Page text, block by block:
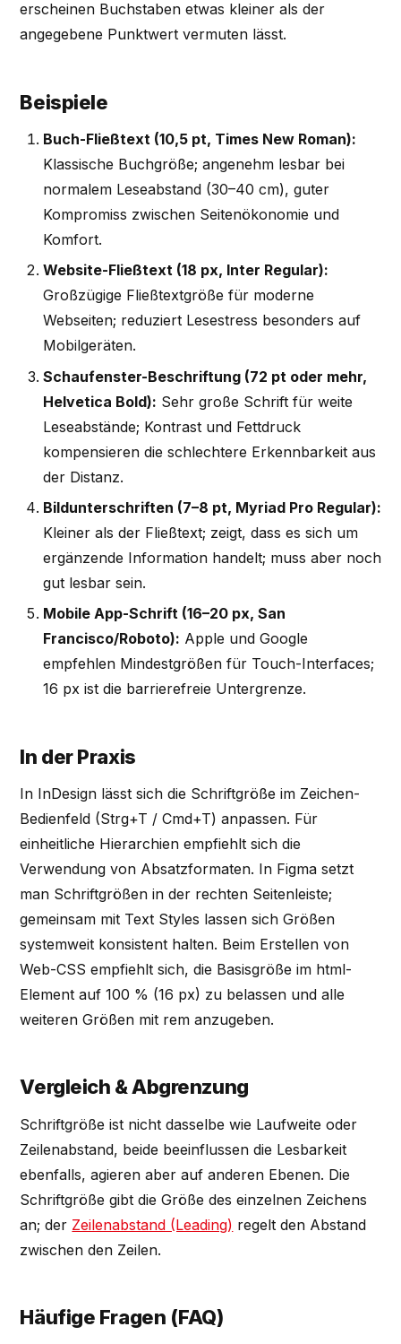
erscheinen Buchstaben etwas kleiner als der
angegebene Punktwert vermuten lässt.
Beispiele
Buch-Fließtext (10,5 pt, Times New Roman):
Klassische Buchgröße; angenehm lesbar bei
normalem Leseabstand (30–40 cm), guter
Kompromiss zwischen Seitenökonomie und
Komfort.
Website-Fließtext (18 px, Inter Regular):
Großzügige Fließtextgröße für moderne
Webseiten; reduziert Lesestress besonders auf
Mobilgeräten.
Schaufenster-Beschriftung (72 pt oder mehr,
Helvetica Bold): Sehr große Schrift für weite
Leseabstände; Kontrast und Fettdruck
kompensieren die schlechtere Erkennbarkeit aus
der Distanz.
Bildunterschriften (7–8 pt, Myriad Pro Regular):
Kleiner als der Fließtext; zeigt, dass es sich um
ergänzende Information handelt; muss aber noch
gut lesbar sein.
Mobile App-Schrift (16–20 px, San
Francisco/Roboto): Apple und Google
empfehlen Mindestgrößen für Touch-Interfaces;
16 px ist die barrierefreie Untergrenze.
In der Praxis
In InDesign lässt sich die Schriftgröße im Zeichen-
Bedienfeld (Strg+T / Cmd+T) anpassen. Für
einheitliche Hierarchien empfiehlt sich die
Verwendung von Absatzformaten. In Figma setzt
man Schriftgrößen in der rechten Seitenleiste;
gemeinsam mit Text Styles lassen sich Größen
systemweit konsistent halten. Beim Erstellen von
Web-CSS empfiehlt sich, die Basisgröße im html-
Element auf 100 % (16 px) zu belassen und alle
weiteren Größen mit rem anzugeben.
Vergleich & Abgrenzung
Schriftgröße ist nicht dasselbe wie Laufweite oder
Zeilenabstand, beide beeinflussen die Lesbarkeit
ebenfalls, agieren aber auf anderen Ebenen. Die
Schriftgröße gibt die Größe des einzelnen Zeichens
an; der Zeilenabstand (Leading) regelt den Abstand
zwischen den Zeilen.
Häufige Fragen (FAQ)